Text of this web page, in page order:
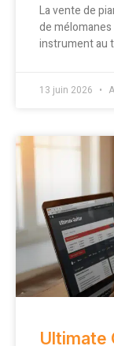
La vente de
de
instrument au
13 juin 2026
Ultimate